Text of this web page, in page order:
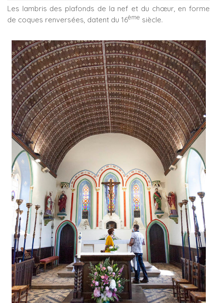
Les lambris des plafonds de la nef et du chœur, en forme
de coques renversées, datent du 16ème siècle.